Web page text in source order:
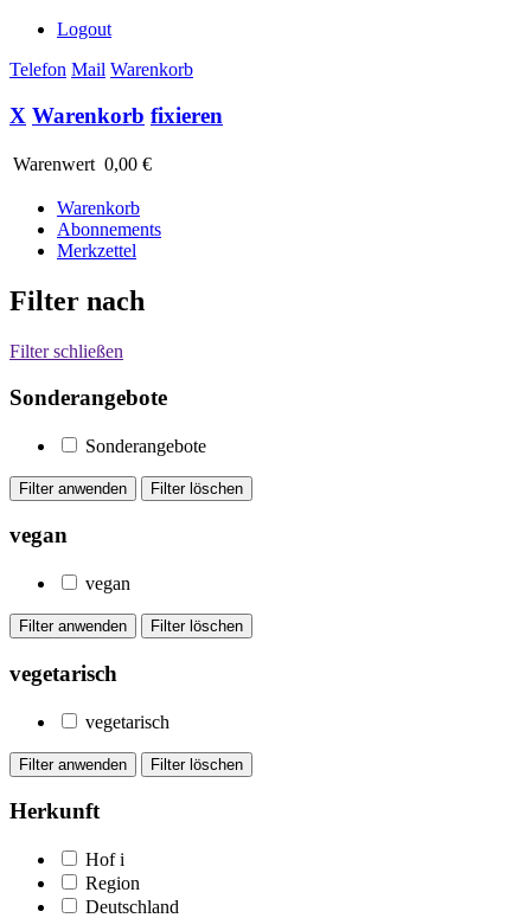
Logout
Telefon Mail Warenkorb
X Warenkorb fixieren
Warenwert 0,00 €
Warenkorb
Abonnements
Merkzettel
Filter nach
Filter schließen
Sonderangebote
Sonderangebote
vegan
vegan
vegetarisch
vegetarisch
Herkunft
Hof i
Region
Deutschland